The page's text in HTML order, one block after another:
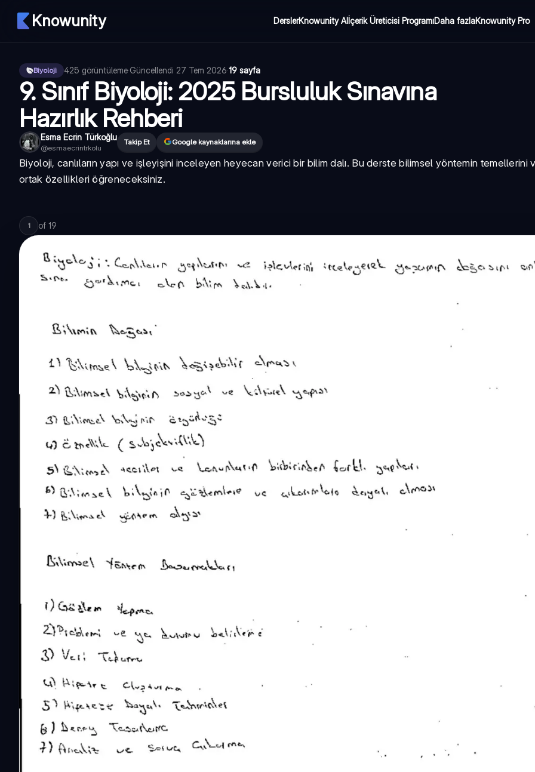
Knowunity DerslerKnowunity AIİçerik Üreticisi ProgramıDaha fazlaKnowunity Pro
Biyoloji 425 görüntüleme·Güncellendi 27 Tem 2026·19 sayfa
9. Sınıf Biyoloji: 2025 Bursluluk Sınavına
Hazırlık Rehberi
Esma Ecrin Türkoğlu
@esmaecrintrkolu
Takip Et Google kaynaklarına ekle
Biyoloji, canlıların yapı ve işleyişini inceleyen heyecan verici bir bilim dalı. Bu derste bilimsel yöntemin temellerini
ortak özellikleri öğreneceksiniz.
1 of 19